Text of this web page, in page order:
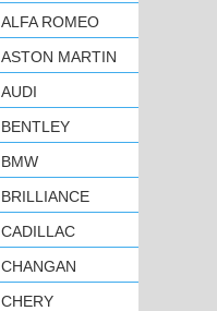
ALFA ROMEO
ASTON MARTIN
AUDI
BENTLEY
BMW
BRILLIANCE
CADILLAC
CHANGAN
CHERY